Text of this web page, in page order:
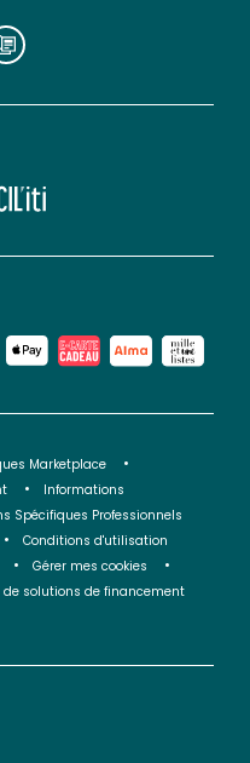
le blog la redoute
Marketplace
Informations
Spécifiques Professionnels
Conditions d'utilisation
Gérer mes cookies
solutions de financement